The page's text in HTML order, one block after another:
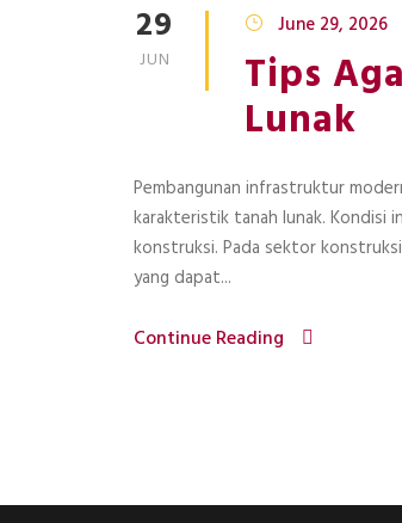
29
JUN
June 29, 2026
Tips
Lunak
Pembangunan infrastruktur
karakteristik tanah lunak. Kondisi
konstruksi. Pada sektor
yang dapat...
Continue Reading